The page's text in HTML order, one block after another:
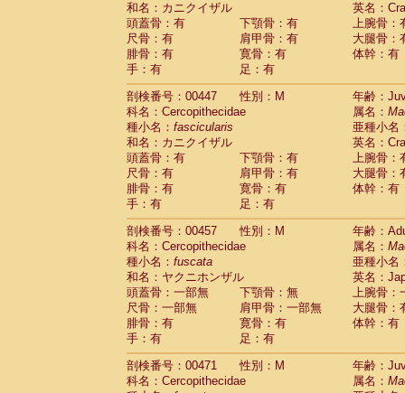
和名：カニクイザル
英名：
頭蓋骨：有
下顎骨：有
上腕骨：
尺骨：有
肩甲骨：有
大腿骨：
腓骨：有
寛骨：有
体幹：有
手：有
足：有
剖検番号：00447
性別：M
年齢：
科名：Cercopithecidae
属名：
種小名： fascicularis
亜種小名
和名：カニクイザル
英名：
頭蓋骨：有
下顎骨：有
上腕骨：
尺骨：有
肩甲骨：有
大腿骨：
腓骨：有
寛骨：有
体幹：有
手：有
足：有
剖検番号：00457
性別：M
年齢：
科名：Cercopithecidae
属名：
種小名： fuscata
亜種小名
和名：ヤクニホンザル
英名：
頭蓋骨：一部無
下顎骨：無
上腕骨：
尺骨：一部無
肩甲骨：一部無
大腿骨：
腓骨：有
寛骨：有
体幹：有
手：有
足：有
剖検番号：00471
性別：M
年齢：
科名：Cercopithecidae
属名：